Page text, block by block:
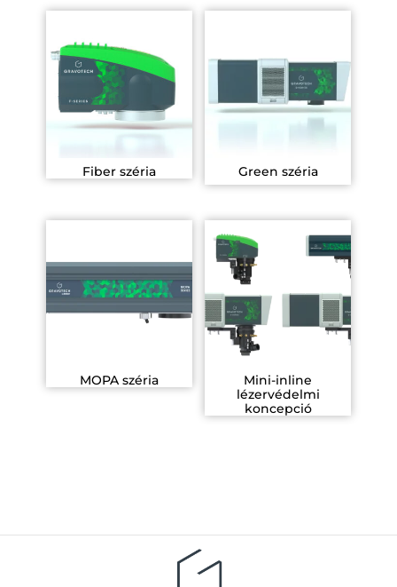
Fiber széria Green széria
MOPA széria
Mini-inline
lézervédelmi
koncepció